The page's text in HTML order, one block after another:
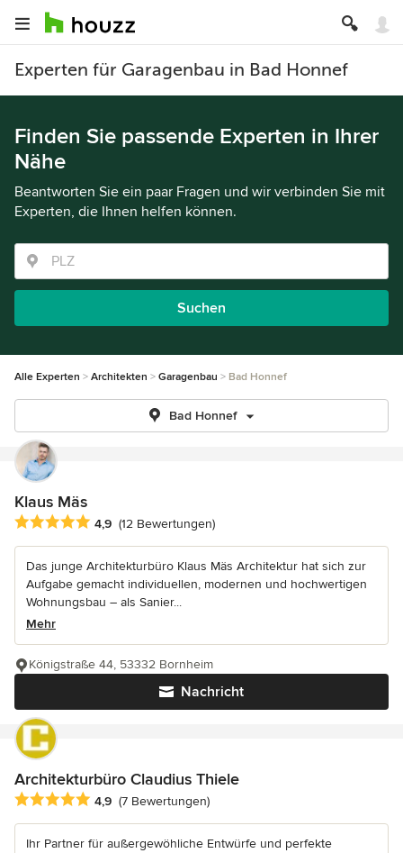
Experten für Garagenbau in Bad Honnef
Finden Sie passende Experten in Ihrer
Nähe
Beantworten Sie ein paar Fragen und wir verbinden Sie mit
Experten, die Ihnen helfen können.
Suchen
Alle Experten Architekten Garagenbau Bad Honnef
Bad Honnef
Klaus Mäs
Durchschnittliche Bewertung: 4.9 von 5 Sternen
4,9 (12 Bewertungen)
Das junge Architekturbüro Klaus Mäs Architektur hat sich zur
Aufgabe gemacht individuellen, modernen und hochwertigen
Wohnungsbau – als Sanier...
Mehr
Nachricht
Königstraße 44, 53332 Bornheim
Architekturbüro Claudius Thiele
Durchschnittliche Bewertung: 4.9 von 5 Sternen
4,9 (7 Bewertungen)
Ihr Partner für außergewöhliche Entwürfe und perfekte